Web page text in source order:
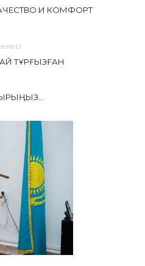
И КОМФОРТ
ТҰРҒЫЗҒАН